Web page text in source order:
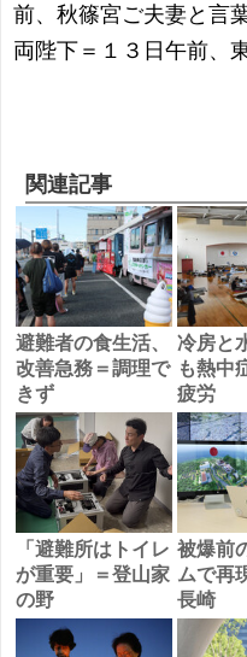
前、秋篠宮ご夫妻と言
両陛下＝１３日午前、
関連記事
避難者の食生活、
改善急務＝調理で
きず
冷房と
も熱中
疲労
「避難所はトイレ
が重要」＝登山家
の野
被爆前
ムで再
長崎